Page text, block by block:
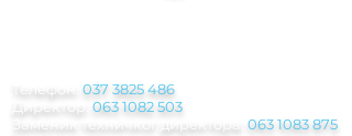
Телефон: 037 3825 486
063 1082 503
063 1083 875